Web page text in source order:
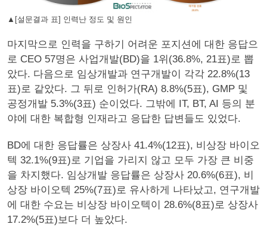
▲[설문결과 표] 인력난 정도 및 원인
마지막으로 인력을 구하기 어려운 포지션에 대한 응답으
로 CEO 57명은 사업개발(BD)을 1위(36.8%, 21표)로 뽑
았다. 다음으로 임상개발과 연구개발이 각각 22.8%(13
표)로 같았다. 그 뒤로 인허가(RA) 8.8%(5표), GMP 및
공정개발 5.3%(3표) 순이었다. 그밖에 IT, BT, AI 등의 분
야에 대한 복합형 인재라고 응답한 답변들도 있었다.
BD에 대한 응답률은 상장사 41.4%(12표), 비상장 바이오
텍 32.1%(9표)로 기업을 가리지 않고 모두 가장 큰 비중
을 차지했다. 임상개발 응답률은 상장사 20.6%(6표), 비
상장 바이오텍 25%(7표)로 유사하게 나타났고, 연구개발
에 대한 수요는 비상장 바이오텍이 28.6%(8표)로 상장사
17.2%(5표)보다 더 높았다.